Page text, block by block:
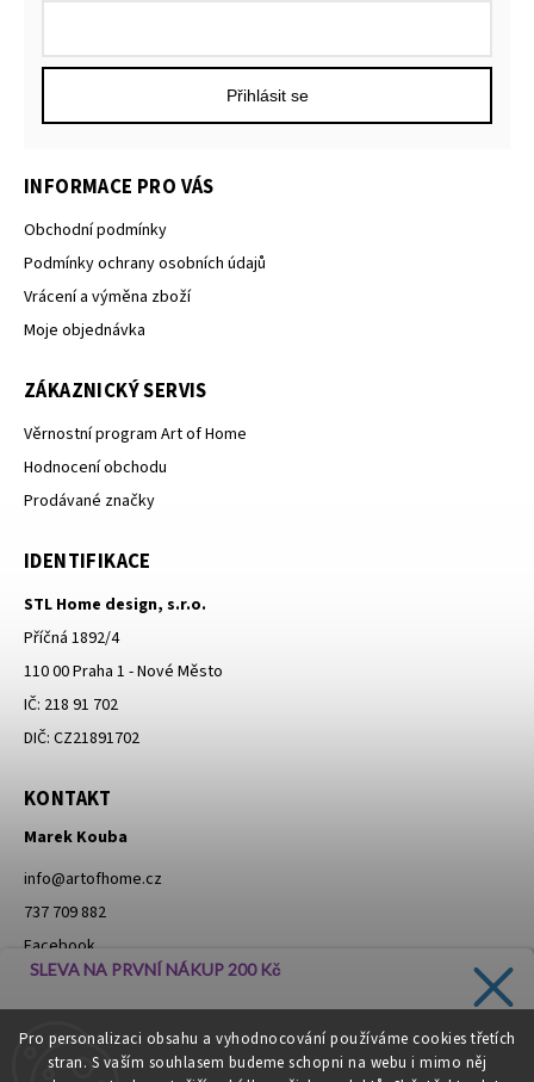
Pro personalizaci obsahu a vyhodnocování používáme cookies třetích
stran. S vaším souhlasem budeme schopni na webu i mimo něj
Přihlásit se
INFORMACE PRO VÁS
Obchodní podmínky
Podmínky ochrany osobních údajů
Vrácení a výměna zboží
Moje objednávka
ZÁKAZNICKÝ SERVIS
Věrnostní program Art of Home
Hodnocení obchodu
Prodávané značky
IDENTIFIKACE
STL Home design, s.r.o.
Příčná 1892/4
110 00 Praha 1 - Nové Město
IČ: 218 91 702
DIČ: CZ21891702
KONTAKT
Marek Kouba
info@artofhome.cz
737 709 882
Facebook
Instagram
Moje objednávka - odstoupení od smlouvy
SLEVA NA PRVNÍ NÁKUP 200 Kč
slevách přímo do vaší schránky!